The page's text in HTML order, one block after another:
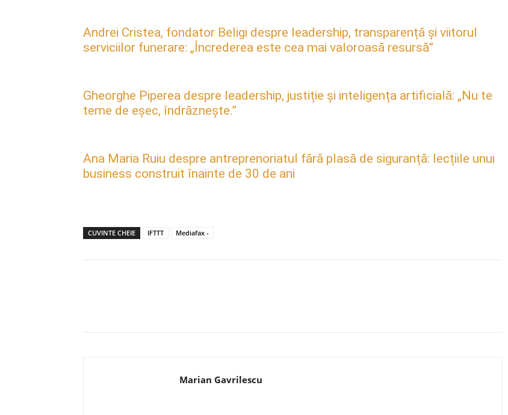
Andrei Cristea, fondator Beligi despre leadership, transparență și viitorul
serviciilor funerare: „Încrederea este cea mai valoroasă resursă”
Gheorghe Piperea despre leadership, justiție și inteligența artificială: „Nu te
teme de eșec, îndrăznește.”
Ana Maria Ruiu despre antreprenoriatul fără plasă de siguranță: lecțiile unui
business construit înainte de 30 de ani
CUVINTE CHEIE IFTTT Mediafax -
Marian Gavrilescu